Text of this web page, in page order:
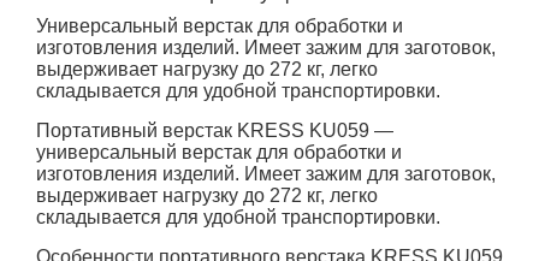
Универсальный верстак для обработки и
изготовления изделий. Имеет зажим для заготовок,
выдерживает нагрузку до 272 кг, легко
складывается для удобной транспортировки.
Портативный верстак KRESS KU059 —
универсальный верстак для обработки и
изготовления изделий. Имеет зажим для заготовок,
выдерживает нагрузку до 272 кг, легко
складывается для удобной транспортировки.
Особенности портативного верстака KRESS KU059